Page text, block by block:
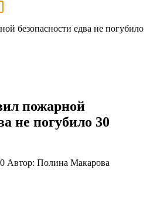
безопасности едва не погубило
пожарной
не погубило 30
0 Автор: Полина Макарова